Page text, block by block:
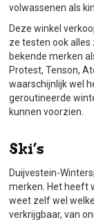
volwassenen als
Deze winkel
ze testen ook alles
bekende merken
Protest, Tenson,
waarschijnlijk wel
geroutineerde
kunnen voorzien.
Ski’s
Duijvestein-
merken. Het heeft
weet zelf wel
verkrijgbaar, van